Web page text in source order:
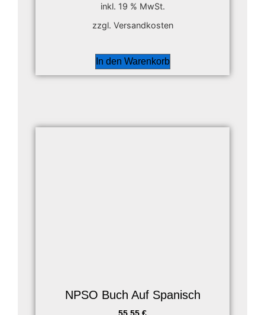
inkl. 19 % MwSt.
zzgl. Versandkosten
In den Warenkorb
NPSO Buch Auf Spanisch